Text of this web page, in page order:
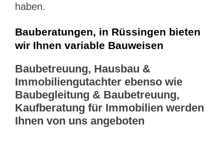
haben.
Bauberatungen, in Rüssingen bieten
wir Ihnen variable Bauweisen
Baubetreuung, Hausbau &
Immobiliengutachter ebenso wie
Baubegleitung & Baubetreuung,
Kaufberatung für Immobilien werden
Ihnen von uns angeboten